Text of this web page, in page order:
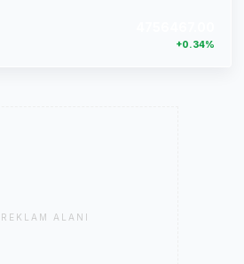
+0.34%
REKLAM ALANI